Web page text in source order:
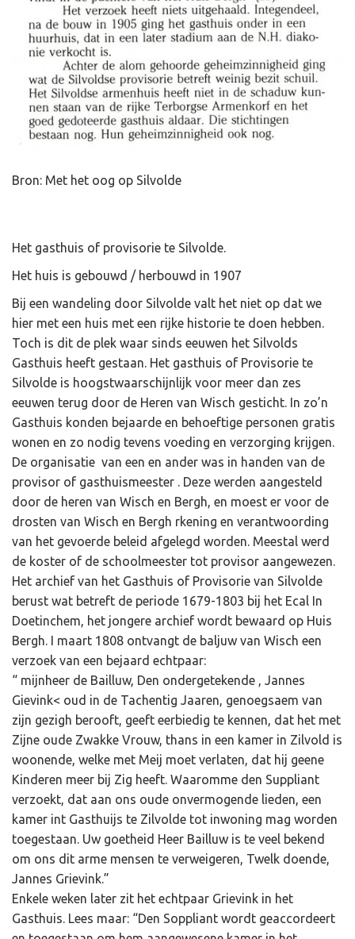
Bron: Met het oog op Silvolde
Het gasthuis of provisorie te Silvolde.
Het huis is gebouwd / herbouwd in 1907
Bij een wandeling door Silvolde valt het niet op dat we
hier met een huis met een rijke historie te doen hebben.
Toch is dit de plek waar sinds eeuwen het Silvolds
Gasthuis heeft gestaan. Het gasthuis of Provisorie te
Silvolde is hoogstwaarschijnlijk voor meer dan zes
eeuwen terug door de Heren van Wisch gesticht. In zo’n
Gasthuis konden bejaarde en behoeftige personen gratis
wonen en zo nodig tevens voeding en verzorging krijgen.
De organisatie van een en ander was in handen van de
provisor of gasthuismeester . Deze werden aangesteld
door de heren van Wisch en Bergh, en moest er voor de
drosten van Wisch en Bergh rkening en verantwoording
van het gevoerde beleid afgelegd worden. Meestal werd
de koster of de schoolmeester tot provisor aangewezen.
Het archief van het Gasthuis of Provisorie van Silvolde
berust wat betreft de periode 1679-1803 bij het Ecal In
Doetinchem, het jongere archief wordt bewaard op Huis
Bergh. I maart 1808 ontvangt de baljuw van Wisch een
verzoek van een bejaard echtpaar:
“ mijnheer de Bailluw, Den ondergetekende , Jannes
Gievink< oud in de Tachentig Jaaren, genoegsaem van
zijn gezigh berooft, geeft eerbiedig te kennen, dat het met
Zijne oude Zwakke Vrouw, thans in een kamer in Zilvold is
woonende, welke met Meij moet verlaten, dat hij geene
Kinderen meer bij Zig heeft. Waaromme den Suppliant
verzoekt, dat aan ons oude onvermogende lieden, een
kamer int Gasthuijs te Zilvolde tot inwoning mag worden
toegestaan. Uw goetheid Heer Bailluw is te veel bekend
om ons dit arme mensen te verweigeren, Twelk doende,
Jannes Grievink.”
Enkele weken later zit het echtpaar Grievink in het
Gasthuis. Lees maar: “Den Soppliant wordt geaccordeert